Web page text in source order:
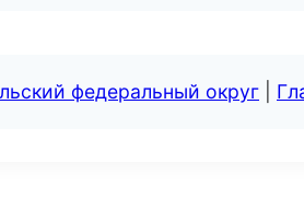
федеральный округ